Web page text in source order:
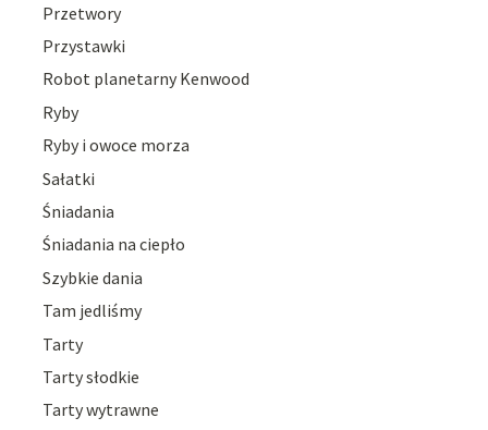
Przetwory
Przystawki
Robot planetarny Kenwood
Ryby
Ryby i owoce morza
Sałatki
Śniadania
Śniadania na ciepło
Szybkie dania
Tam jedliśmy
Tarty
Tarty słodkie
Tarty wytrawne